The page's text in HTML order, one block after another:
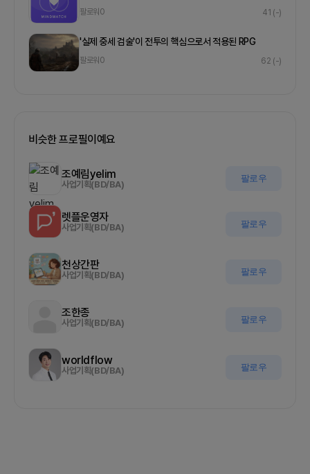
팔로워 0 41 (-)
' 실제 중세 검술'이 전투의 핵심으로서 적용된 RPG
팔로워 0 62 (-)
비슷한 프로필이예요
조예림yelim
사업기획(BD/BA)
팔로우
렛플운영자
사업기획(BD/BA) 팔로우
천상간판
사업기획(BD/BA) 팔로우
조한종
사업기획(BD/BA) 팔로우
worldflow
사업기획(BD/BA) 팔로우